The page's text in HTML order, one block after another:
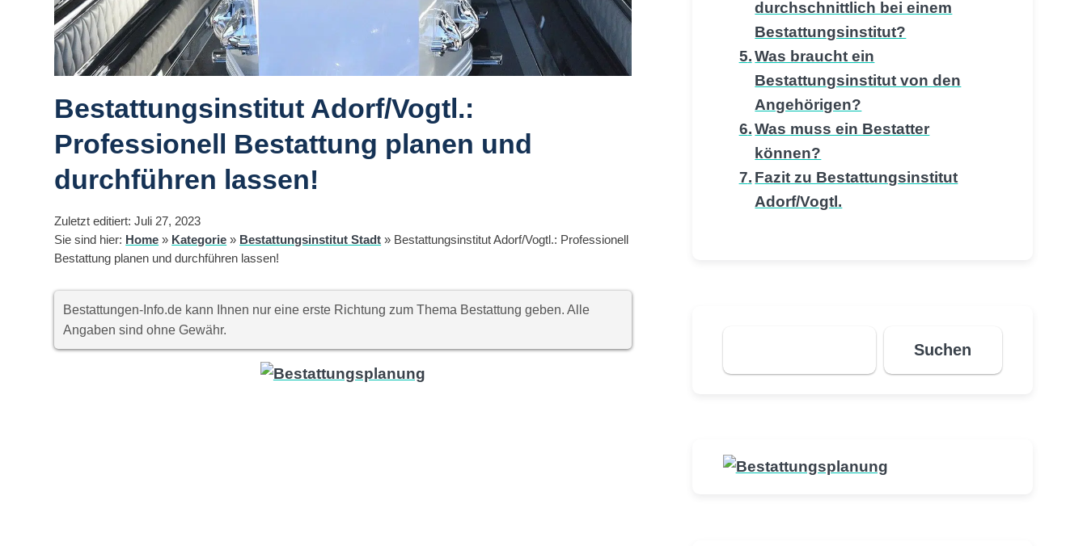
Bestattungsinstitut Adorf/Vogtl.:
Professionell Bestattung planen und
durchführen lassen!
Zuletzt editiert: Juli 27, 2023
Sie sind hier: Home » Kategorie » Bestattungsinstitut Stadt » Bestattungsinstitut Adorf/Vogtl.: Professionell
Bestattung planen und durchführen lassen!
Bestattungen-Info.de kann Ihnen nur eine erste Richtung zum Thema Bestattung geben. Alle
Angaben sind ohne Gewähr.
durchschnittlich bei einem
Bestattungsinstitut?
Was braucht ein
Bestattungsinstitut von den
Angehörigen?
Was muss ein Bestatter
können?
Fazit zu Bestattungsinstitut
Adorf/Vogtl.
Suchen
Suchen